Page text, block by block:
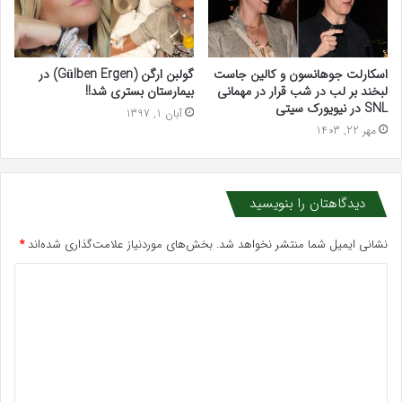
اسکارلت جوهانسون و کالین جاست
لبخند بر لب در شب قرار در مهمانی
SNL در نیویورک سیتی
مهر 22, 1403
گولبن ارگن (Gülben Ergen) در
بیمارستان بستری شد!!
آبان 1, 1397
دیدگاهتان را بنویسید
نشانی ایمیل شما منتشر نخواهد شد. بخش‌های موردنیاز علامت‌گذاری شده‌اند*